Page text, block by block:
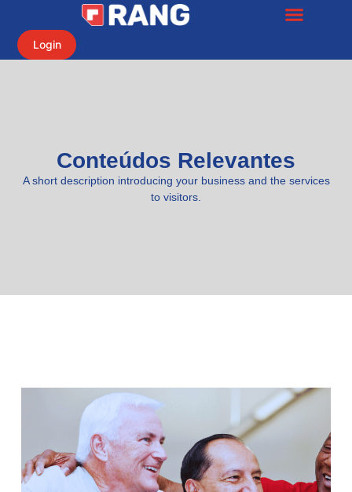
Login
Conteúdos Relevantes
A short description introducing your business and the services
to visitors.